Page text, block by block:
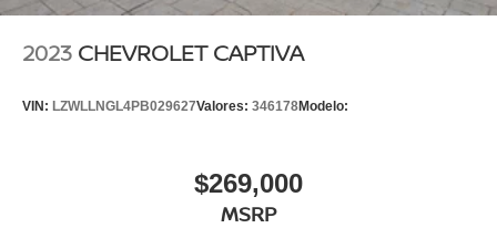
2023 CHEVROLET CAPTIVA
VIN: LZWLLNGL4PB029627Valores: 346178Modelo:
$269,000
MSRP